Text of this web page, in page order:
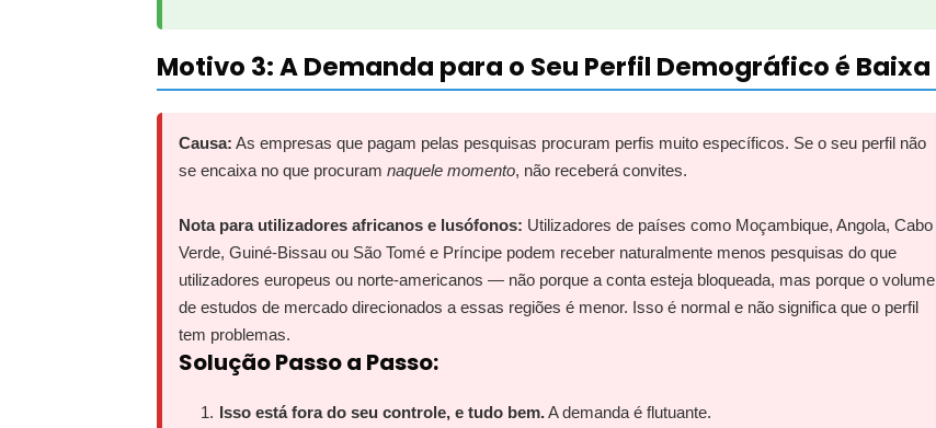
Motivo 3: A Demanda para o Seu Perfil Demográfico é Baixa
Causa: As empresas que pagam pelas pesquisas procuram perfis muito específicos. Se o seu perfil não
se encaixa no que procuram naquele momento, não receberá convites.
Nota para utilizadores africanos e lusófonos: Utilizadores de países como Moçambique, Angola, Cabo
Verde, Guiné-Bissau ou São Tomé e Príncipe podem receber naturalmente menos pesquisas do que
utilizadores europeus ou norte-americanos — não porque a conta esteja bloqueada, mas porque o volume
de estudos de mercado direcionados a essas regiões é menor. Isso é normal e não significa que o perfil
tem problemas.
Solução Passo a Passo:
Isso está fora do seu controle, e tudo bem.A demanda é flutuante.